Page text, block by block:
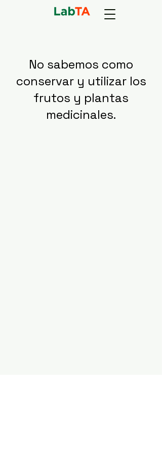
No sabemos como
conservar y utilizar los
frutos y plantas
medicinales.